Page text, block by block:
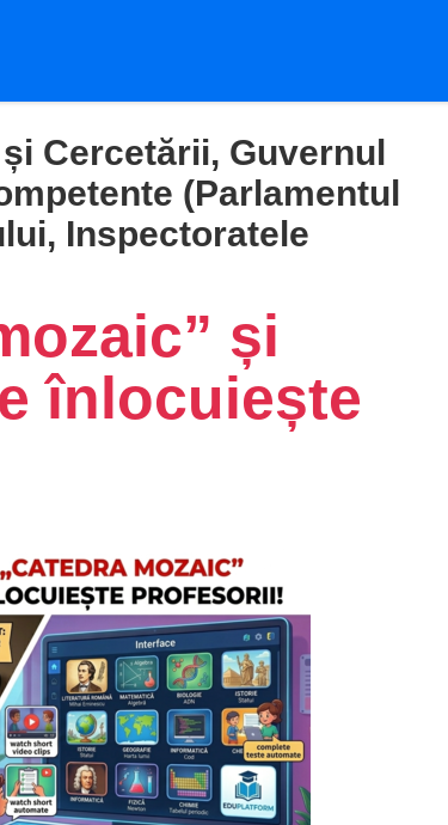
Cercetării, Guvernul
(Parlamentul
Inspectoratele
și
înlocuiește